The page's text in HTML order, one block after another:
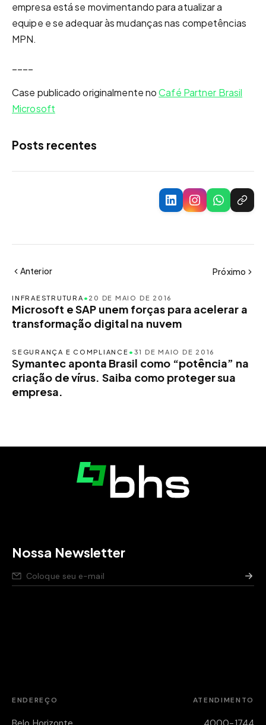
empresa está se movimentando para atualizar a
equipe e se adequar às mudanças nas competências
MPN.
Case publicado originalmente noCafé Partner Brasil
Microsoft
Posts recentes
Anterior Próximo
INFRAESTRUTURA • 20 DE MAIO DE 2016
Microsoft e SAP unem forças para acelerar a
transformação digital na nuvem
SEGURANÇA E COMPLIANCE • 31 DE MAIO DE 2016
Symantec aponta Brasil como “potência” na
criação de vírus. Saiba como proteger sua
empresa.
Nossa Newsletter
ENDEREÇO ATENDIMENTO